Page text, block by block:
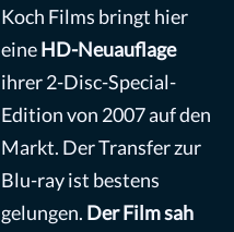
Koch Films bringt hier
eineHD-Neuauflage
ihrer 2-Disc-Special-
Edition von 2007 auf den
Markt. Der Transfer zur
Blu-ray ist bestens
gelungen. Der Film sah